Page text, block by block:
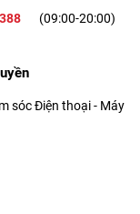
(09:00-20:00)
sóc Điện thoại - Máy